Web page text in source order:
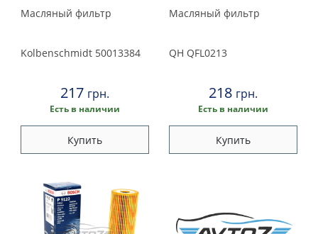
Масляный фильтр
Kolbenschmidt 50013384
217 грн.
Есть в наличии
Купить
Масляный фильтр
QH QFL0213
218 грн.
Есть в наличии
Купить